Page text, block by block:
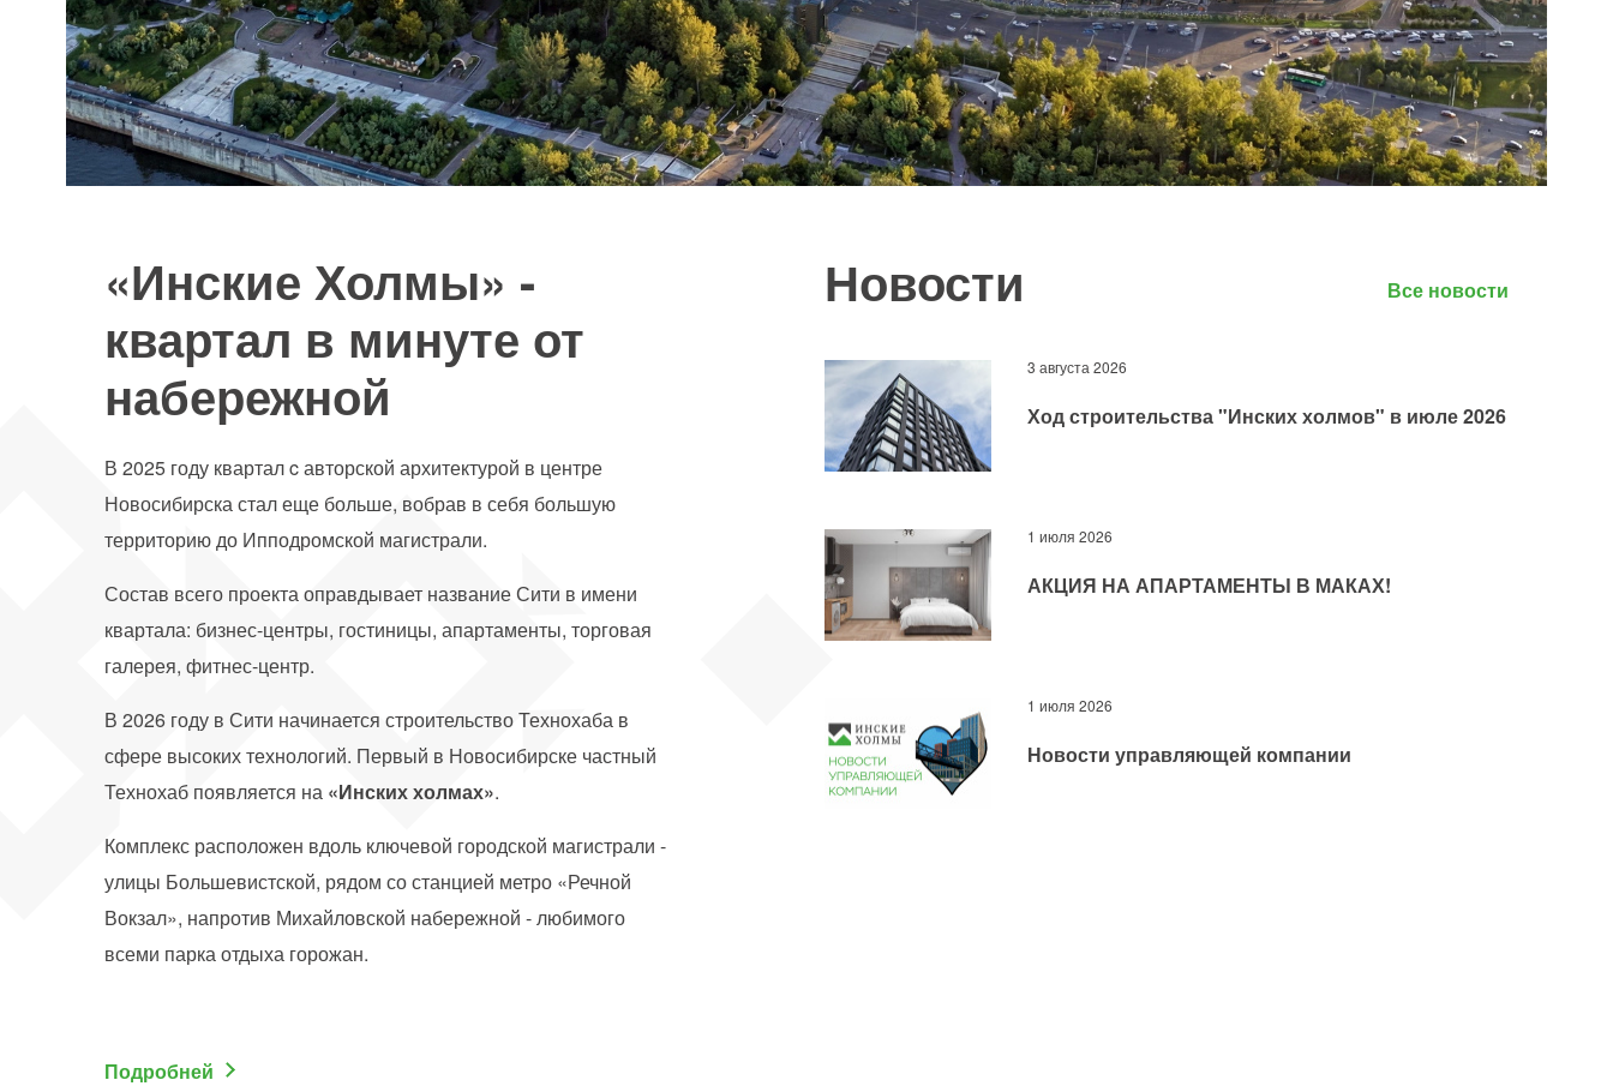
«Инские Холмы» -
квартал в минуте от
набережной
В 2025 году квартал c авторской архитектурой в центре
Новосибирска стал еще больше, вобрав в себя большую
территорию до Ипподромской магистрали.
Состав всего проекта оправдывает название Сити в имени
квартала: бизнес-центры, гостиницы, апартаменты, торговая
галерея, фитнес-центр.
В 2026 году в Сити начинается строительство Технохаба в
сфере высоких технологий. Первый в Новосибирске частный
Технохаб появляется на «Инскиххолмах».
Комплекс расположен вдоль ключевой городской магистрали -
улицы Большевистской, рядом со станцией метро «Речной
Вокзал», напротив Михайловской набережной - любимого
всеми парка отдыха горожан.
Подробней
Новости Все новости
3 августа 2026
Ход строительства "Инских холмов" в июле 2026
1 июля 2026
АКЦИЯ НА АПАРТАМЕНТЫ В МАКАХ!
1 июля 2026
Новости управляющей компании